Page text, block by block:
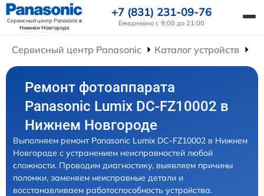
Сервисный центр Panasonicв
Нижнем Новгороде
+7 (831) 231-09-76
Ежедневно с 9:00 до 21:00
Сервисный центр Panasonic Каталог устройств
Ремонт фотоаппарата
Panasonic Lumix DC-FZ10002 в
Нижнем Новгороде
Выполняем ремонт Panasonic Lumix DC-FZ10002 в Нижнем
Новгороде с устранением неисправностей любой
сложности. Проводим диагностику, выявляем причины
поломки, заменяем неисправные детали и
восстанавливаем работоспособность устройства.